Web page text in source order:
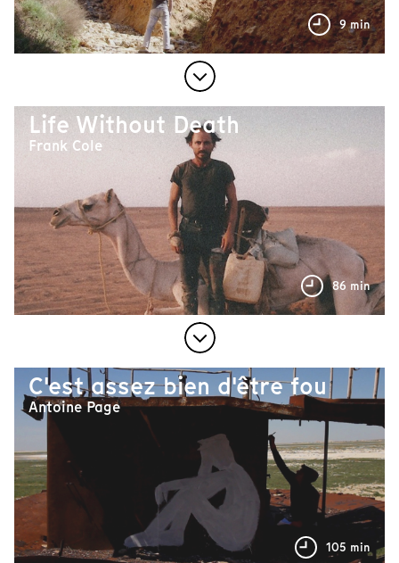
9 min
Life Without Death
Frank Cole
86 min
C'est assez bien d'être fou
Antoine Page
105 min